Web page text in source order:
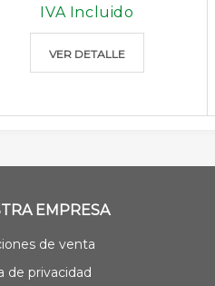
IVA Incluido
VER DETALLE
EMPRESA
de venta
de privacidad